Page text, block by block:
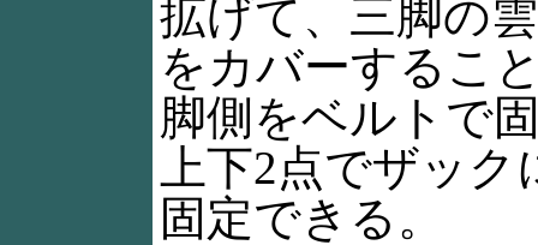
拡げて、三脚の
をカバーするこ
脚側をベルトで
上下2点でザッ
固定できる。